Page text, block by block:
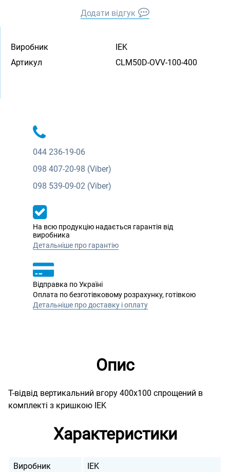
Додати відгук
Виробник
IEK
Артикул
CLM50D-OVV-100-400
044 236-19-06
098 407-20-98 (Viber)
098 539-09-02 (Viber)
На всю продукцію надається гарантія від
виробника
Детальніше про гарантію
Відправка по Україні
Оплата по безготівковому розрахунку, готівкою
Детальніше про доставку і оплату
Опис
Т-відвід вертикальний вгору 400х100 спрощений в
комплекті з кришкою IEK
Характеристики
Виробник
IEK